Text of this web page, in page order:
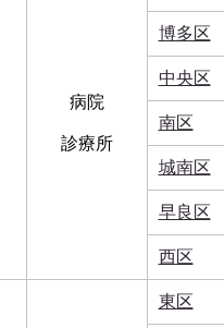
病院
診療所
博多区
中央区
南区
城南区
早良区
西区
東区